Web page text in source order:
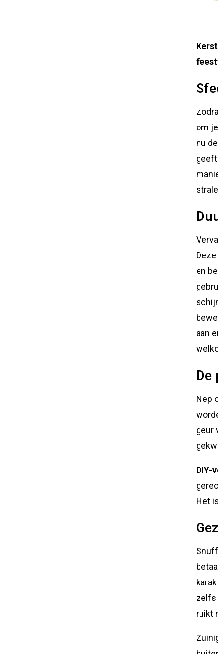
om
nu
geeft
en
aan
De
Nep
geur
DIY-
Het
zelfs
ruikt